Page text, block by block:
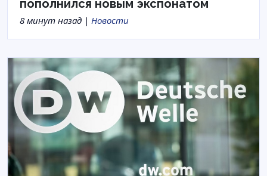
пополнился новым экспонатом
8 минут назад | Новости